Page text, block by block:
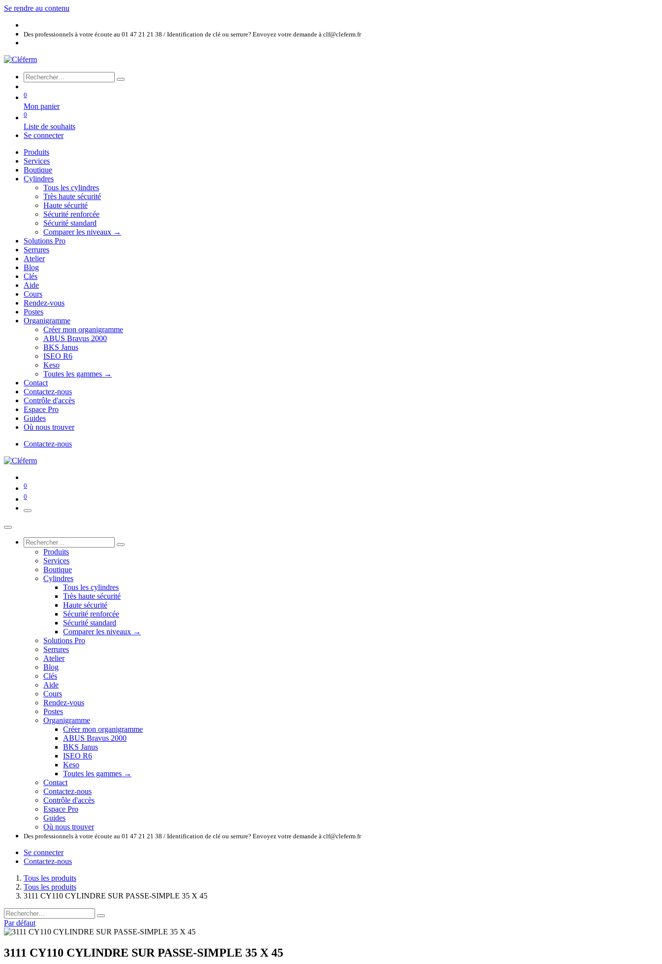
Se rendre au contenu
Des professionnels à votre écoute au 01 47 21 21 38 / Identification de clé ou serrure? Envoyez votre demande à clf@cleferm.fr
0
Mon panier
0
Liste de souhaits
Se connecter
Produits
Services
Boutique
Cylindres
Tous les cylindres
Très haute sécurité
Haute sécurité
Sécurité renforcée
Sécurité standard
Comparer les niveaux →
Solutions Pro
Serrures
Atelier
Blog
Clés
Aide
Cours
Rendez-vous
Postes
Organigramme
Créer mon organigramme
ABUS Bravus 2000
BKS Janus
ISEO R6
Keso
Toutes les gammes →
Contact
Contactez-nous
Contrôle d'accès
Espace Pro
Guides
Où nous trouver
Contactez-nous
0
0
Produits
Services
Boutique
Cylindres
Tous les cylindres
Très haute sécurité
Haute sécurité
Sécurité renforcée
Sécurité standard
Comparer les niveaux →
Solutions Pro
Serrures
Atelier
Blog
Clés
Aide
Cours
Rendez-vous
Postes
Organigramme
Créer mon organigramme
ABUS Bravus 2000
BKS Janus
ISEO R6
Keso
Toutes les gammes →
Contact
Contactez-nous
Contrôle d'accès
Espace Pro
Guides
Où nous trouver
Des professionnels à votre écoute au 01 47 21 21 38 / Identification de clé ou serrure? Envoyez votre demande à clf@cleferm.fr
Se connecter
Contactez-nous
Tous les produits
Tous les produits
3111 CY110 CYLINDRE SUR PASSE-SIMPLE 35 X 45
Par défaut
3111 CY110 CYLINDRE SUR PASSE-SIMPLE 35 X 45